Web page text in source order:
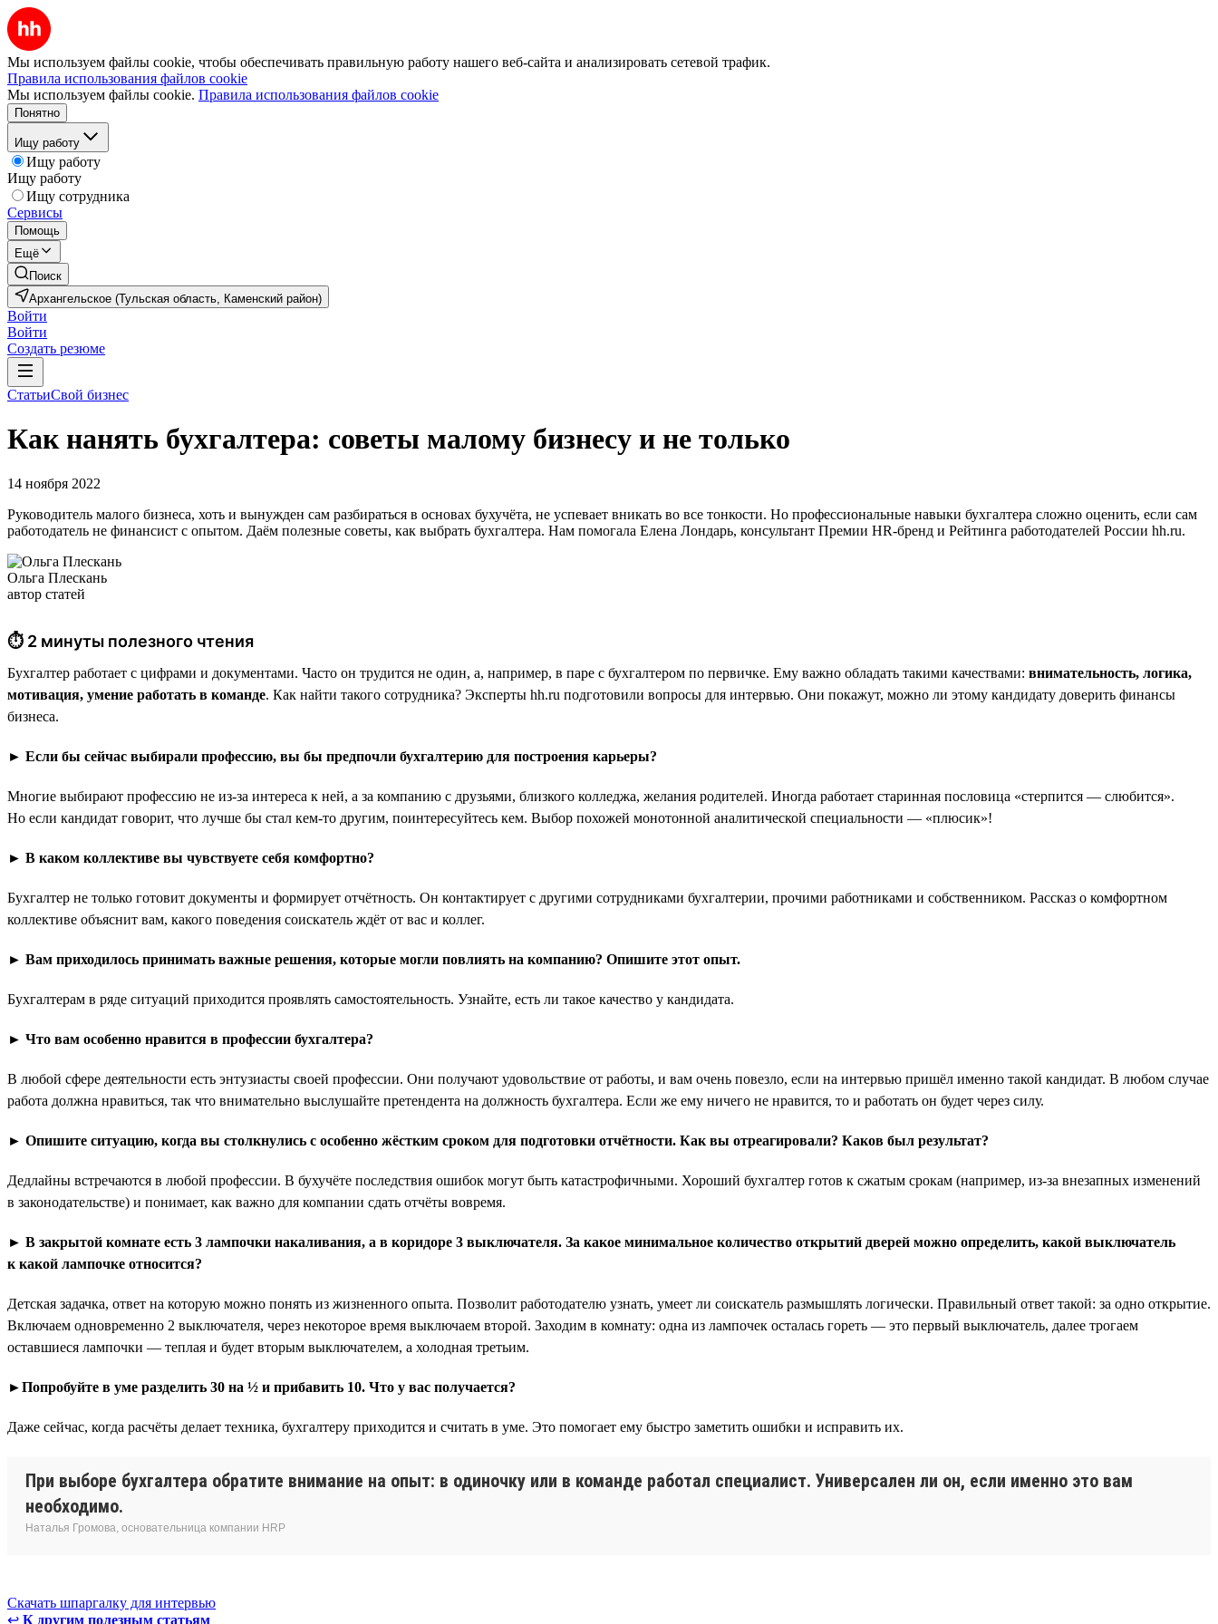
Мы используем файлы cookie, чтобы обеспечивать правильную работу нашего веб-сайта и анализировать сетевой трафик.
Правила использования файлов cookie
Мы используем файлы cookie. Правила использования файлов cookie
Понятно
Ищу работу
Ищу работу
Ищу работу
Ищу сотрудника
Сервисы
Помощь
Ещё
Поиск
Архангельское (Тульская область, Каменский район)
Войти
Войти
Создать резюме
СтатьиСвой бизнес
Как нанять бухгалтера: советы малому бизнесу и не только
14 ноября 2022
Руководитель малого бизнеса, хоть и вынужден сам разбираться в основах бухучёта, не успевает вникать во все тонкости. Но профессиональные навыки бухгалтера сложно оценить, если сам
работодатель не финансист с опытом. Даём полезные советы, как выбрать бухгалтера. Нам помогала Елена Лондарь, консультант Премии HR-бренд и Рейтинга работодателей России hh.ru.
Ольга Плескань
автор статей
⏱ 2 минуты полезного чтения
Бухгалтер работает с цифрами и документами. Часто он трудится не один, а, например, в паре с бухгалтером по первичке. Ему важно обладать такими качествами: внимательность, логика,
мотивация, умение работать в команде. Как найти такого сотрудника? Эксперты hh.ru подготовили вопросы для интервью. Они покажут, можно ли этому кандидату доверить финансы
бизнеса.
► Если бы сейчас выбирали профессию, вы бы предпочли бухгалтерию для построения карьеры?
Многие выбирают профессию не из-за интереса к ней, а за компанию с друзьями, близкого колледжа, желания родителей. Иногда работает старинная пословица «стерпится — слюбится».
Но если кандидат говорит, что лучше бы стал кем-то другим, поинтересуйтесь кем. Выбор похожей монотонной аналитической специальности — «плюсик»!
► В каком коллективе вы чувствуете себя комфортно?
Бухгалтер не только готовит документы и формирует отчётность. Он контактирует с другими сотрудниками бухгалтерии, прочими работниками и собственником. Рассказ о комфортном
коллективе объяснит вам, какого поведения соискатель ждёт от вас и коллег.
► Вам приходилось принимать важные решения, которые могли повлиять на компанию? Опишите этот опыт.
Бухгалтерам в ряде ситуаций приходится проявлять самостоятельность. Узнайте, есть ли такое качество у кандидата.
► Что вам особенно нравится в профессии бухгалтера?
В любой сфере деятельности есть энтузиасты своей профессии. Они получают удовольствие от работы, и вам очень повезло, если на интервью пришёл именно такой кандидат. В любом случае
работа должна нравиться, так что внимательно выслушайте претендента на должность бухгалтера. Если же ему ничего не нравится, то и работать он будет через силу.
► Опишите ситуацию, когда вы столкнулись с особенно жёстким сроком для подготовки отчётности. Как вы отреагировали? Каков был результат?
Дедлайны встречаются в любой профессии. В бухучёте последствия ошибок могут быть катастрофичными. Хороший бухгалтер готов к сжатым срокам (например, из-за внезапных изменений
в законодательстве) и понимает, как важно для компании сдать отчёты вовремя.
► В закрытой комнате есть 3 лампочки накаливания, а в коридоре 3 выключателя. За какое минимальное количество открытий дверей можно определить, какой выключатель
к какой лампочке относится?
Детская задачка, ответ на которую можно понять из жизненного опыта. Позволит работодателю узнать, умеет ли соискатель размышлять логически. Правильный ответ такой: за одно открытие.
Включаем одновременно 2 выключателя, через некоторое время выключаем второй. Заходим в комнату: одна из лампочек осталась гореть — это первый выключатель, далее трогаем
оставшиеся лампочки — теплая и будет вторым выключателем, а холодная третьим.
►Попробуйте в уме разделить 30 на ½ и прибавить 10. Что у вас получается?
Даже сейчас, когда расчёты делает техника, бухгалтеру приходится и считать в уме. Это помогает ему быстро заметить ошибки и исправить их.
При выборе бухгалтера обратите внимание на опыт: в одиночку или в команде работал специалист. Универсален ли он, если именно это вам
необходимо.
Наталья Громова, основательница компании HRP
Скачать шпаргалку для интервью
↩ К другим полезным статьям